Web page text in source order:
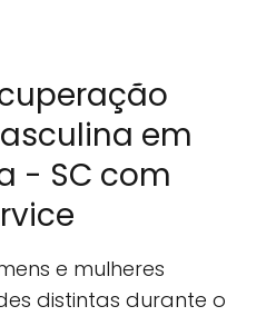
em
- SC com
e mulheres
distintas durante o